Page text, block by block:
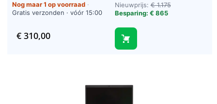
Nog maar 1 op voorraad ·
Gratis verzonden · vóór 15:00
Nieuwprijs:€ 1.175
Besparing: € 865
€310,00